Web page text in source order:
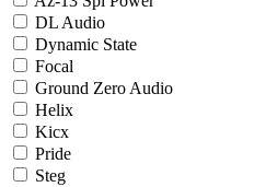
DL Audio
Dynamic State
Focal
Ground Zero Audio
Helix
Kicx
Pride
Steg